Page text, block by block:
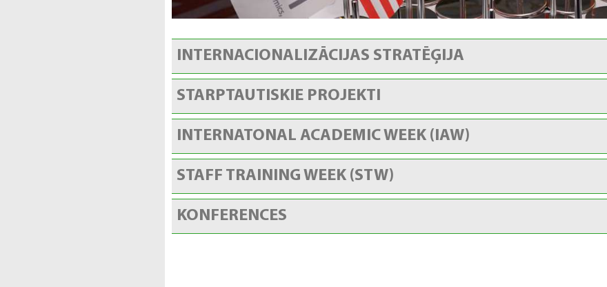
INTERNACIONALIZĀCIJAS STRATĒĢIJA
STARPTAUTISKIE PROJEKTI
INTERNATONAL ACADEMIC WEEK (IAW)
STAFF TRAINING WEEK (STW)
KONFERENCES